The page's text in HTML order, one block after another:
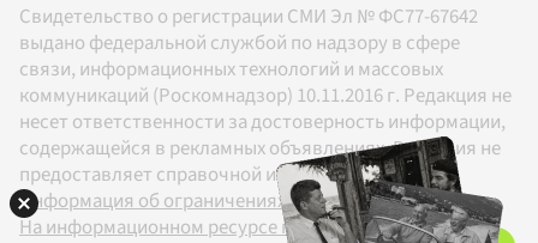
Свидетельство о регистрации СМИ Эл № ФС77-67642
выдано федеральной службой по надзору в сфере
связи, информационных технологий и массовых
коммуникаций (Роскомнадзор) 10.11.2016 г. Редакция не
несет ответственности за достоверность информации,
содержащейся в рекламных объявлениях. Редакция не
предоставляет справочной информации.
Информация об ограничениях
На информационном ресурсе применяются